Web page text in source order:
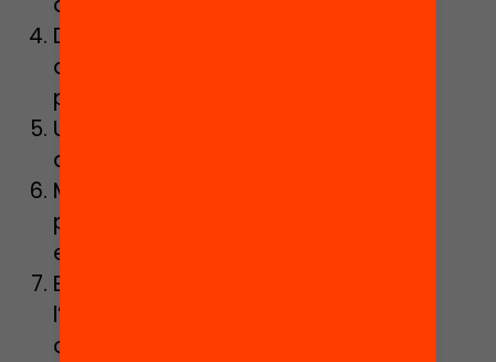
Detecció i intervenció precoç de les
dificultats lectores amb més
professionals psicopedagògics.
Un pla de biblioteques escolars per
arribar a tots els centres.
Millora de la formació inicial i
permanent del professorat en
ensenyament de la lectura.
El foment de la lectura més enllà de
l’escola, amb programes familiars i
comunitaris i activitats d’estiu